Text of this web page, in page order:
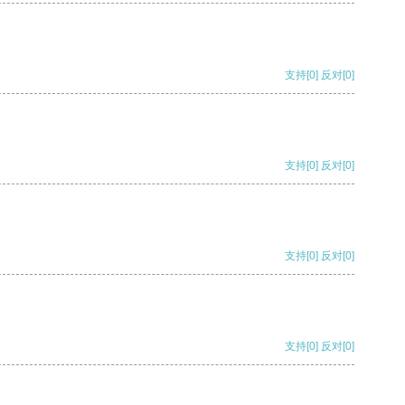
支持[0] 反对[0]
支持[0] 反对[0]
支持[0] 反对[0]
支持[0] 反对[0]